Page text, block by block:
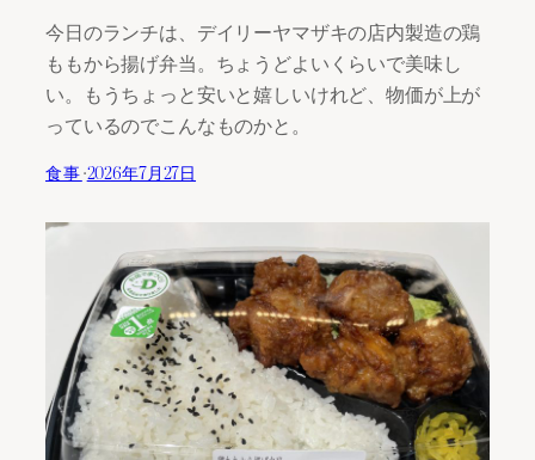
今日のランチは、デイリーヤマザキの店内製造の鶏
ももから揚げ弁当。ちょうどよいくらいで美味し
い。もうちょっと安いと嬉しいけれど、物価が上が
っているのでこんなものかと。
食事·2026年7月27日